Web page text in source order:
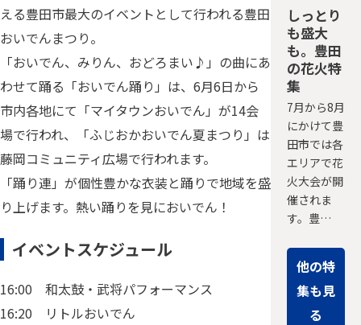
える豊田市最大のイベントとして行われる豊田
おいでんまつり。
「おいでん、みりん、おどろまい♪」の曲にあ
わせて踊る「おいでん踊り」は、6月6日から
市内各地にて「マイタウンおいでん」が14会
場で行われ、「ふじおかおいでん夏まつり」は
藤岡コミュニティ広場で行われます。
「踊り連」が個性豊かな衣装と踊りで地域を盛
り上げます。熱い踊りを見においでん！
イベントスケジュール
16:00 和太鼓・武将パフォーマンス
16:20 リトルおいでん
しっとり
も盛大
も。豊田
の花火特
集
7月から8月
にかけて豊
田市では各
エリアで花
火大会が開
催されま
す。豊…
他の特
集も見
る